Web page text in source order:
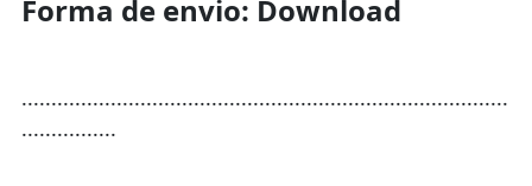
Forma de envio: Download
..................................................................................
................